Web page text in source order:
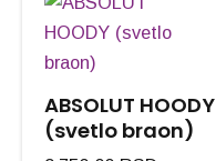
ABSOLUT HOODY
(svetlo braon)